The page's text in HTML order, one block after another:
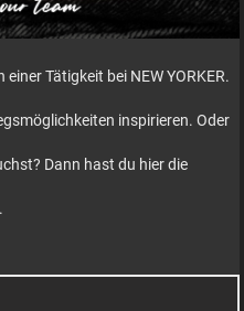
Tätigkeit bei NEW YORKER.
inspirieren. Oder
Dann hast du hier die